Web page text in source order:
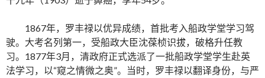
1867年，罗丰禄以优异成绩，首批考入船政学堂学习驾
驶。大考名列第一，受船政大臣沈葆桢识拔，破格升任教
习。1877年3月，清政府正式选派了一批船政学堂学生赴英
法学习，以“窥之情微之奥”。当时，罗丰禄以翻译身份，与严